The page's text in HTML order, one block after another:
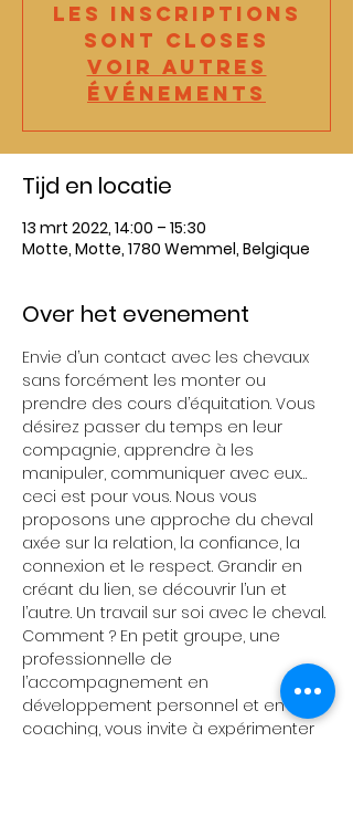
Les inscriptions
sont closes
Voir autres
événements
Tijd en locatie
13 mrt 2022, 14:00 – 15:30
Motte, Motte, 1780 Wemmel, Belgique
Over het evenement
Envie d’un contact avec les chevaux
sans forcément les monter ou
prendre des cours d’équitation. Vous
désirez passer du temps en leur
compagnie, apprendre à les
manipuler, communiquer avec eux…
ceci est pour vous. Nous vous
proposons une approche du cheval
axée sur la relation, la confiance, la
connexion et le respect. Grandir en
créant du lien, se découvrir l’un et
l’autre. Un travail sur soi avec le cheval.
Comment ? En petit groupe, une
professionnelle de
l’accompagnement en
développement personnel et en équi-
coaching, vous invite à expérimenter